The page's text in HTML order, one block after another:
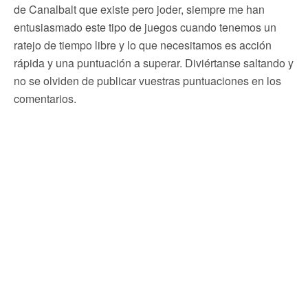
de Canalbalt que existe pero joder, siempre me han
entusiasmado este tipo de juegos cuando tenemos un
ratejo de tiempo libre y lo que necesitamos es acción
rápida y una puntuación a superar. Diviértanse saltando y
no se olviden de publicar vuestras puntuaciones en los
comentarios.